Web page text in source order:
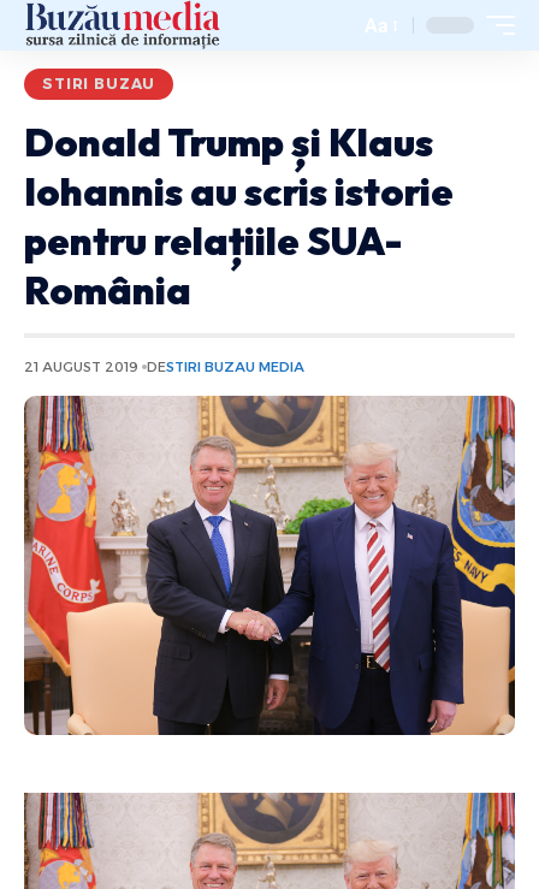
Aa
STIRI BUZAU
Donald Trump și Klaus
Iohannis au scris istorie
pentru relațiile SUA-
România
21 AUGUST 2019 DESTIRI BUZAU MEDIA